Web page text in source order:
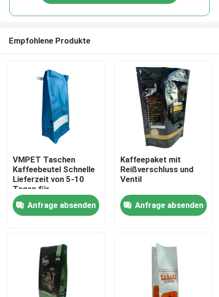
Haus
Über uns
Fabrik-Ausflug
Empfohlene Produkte
VMPET Taschen
Kaffeebeutel Schnelle
Lieferzeit von 5-10
Tagen für
kundenspezifische
DesignsAnfrage absenden
Kaffeepaket mit
Reißverschluss und
Ventil
Anfrage absenden